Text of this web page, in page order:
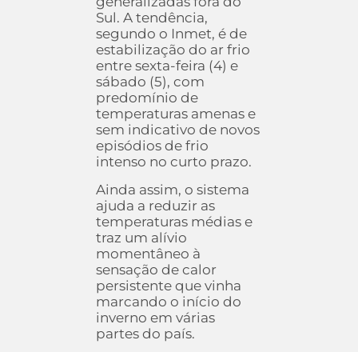
Sul. A tendência,
segundo o Inmet, é de
estabilização do ar frio
entre sexta-feira (4) e
sábado (5), com
predomínio de
temperaturas amenas e
sem indicativo de novos
episódios de frio
intenso no curto prazo.
Ainda assim, o sistema
ajuda a reduzir as
temperaturas médias e
traz um alívio
momentâneo à
sensação de calor
persistente que vinha
marcando o início do
inverno em várias
partes do país.